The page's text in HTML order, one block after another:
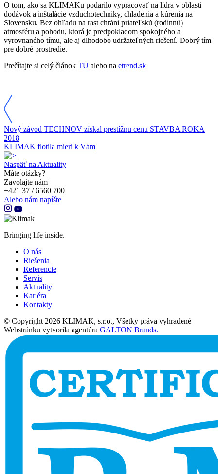
O tom, ako sa KLIMAKu podarilo vypracovať na lídra v oblasti
dodávok a inštalácie vzduchotechniky, chladenia a kúrenia na
Slovensku. Bez ohľadu na rast chráni priateľskú (rodinnú)
atmosféru a pohodu, ktorá je predpokladom spokojného a
vyrovnaného tímu, ale aj dlhodobo udržateľných riešení. Dobrý tím
pre dobré prostredie.
Prečítajte si celý článok TU alebo na etrend.sk
Nový závod TECHNOV získal prestížnu cenu STAVBA ROKA
2018
KLIMAK flotila mieri k Vám
Naspäť na Aktuality
Máte otázky?
Zavolajte nám
+421 37 / 6560 700
Alebo nám napíšte
Bringing life inside.
O nás
Riešenia
Referencie
Servis
Aktuality
Kariéra
Kontakty
© Copyright 2026 KLIMAK, s.r.o., Všetky práva vyhradené
Webstránku vytvorila agentúra GALTON Brands.